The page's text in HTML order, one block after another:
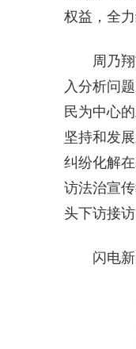
权益，全
周乃
入分析问
民为中心
坚持和发
纠纷化解
访法治宣
头下访接
闪电